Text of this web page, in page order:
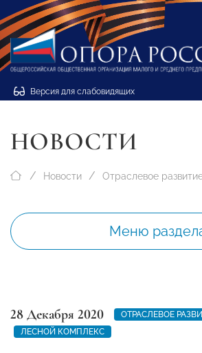
Версия для слабовидящих
НОВОСТИ
Новости Отраслевое
Меню
28 Декабря 2020
ОТРАСЛЕВОЕ
ЛЕСНОЙ КОМПЛЕКС